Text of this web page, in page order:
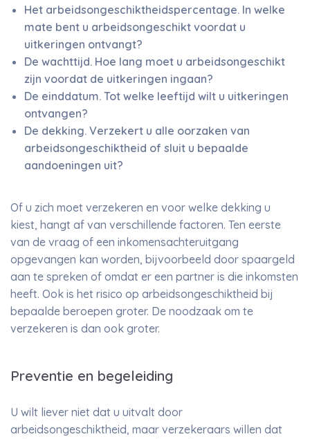
Het arbeidsongeschiktheidspercentage. In welke
mate bent u arbeidsongeschikt voordat u
uitkeringen ontvangt?
De wachttijd. Hoe lang moet u arbeidsongeschikt
zijn voordat de uitkeringen ingaan?
De einddatum. Tot welke leeftijd wilt u uitkeringen
ontvangen?
De dekking. Verzekert u alle oorzaken van
arbeidsongeschiktheid of sluit u bepaalde
aandoeningen uit?
Of u zich moet verzekeren en voor welke dekking u
kiest, hangt af van verschillende factoren. Ten eerste
van de vraag of een inkomensachteruitgang
opgevangen kan worden, bijvoorbeeld door spaargeld
aan te spreken of omdat er een partner is die inkomsten
heeft. Ook is het risico op arbeidsongeschiktheid bij
bepaalde beroepen groter. De noodzaak om te
verzekeren is dan ook groter.
Preventie en begeleiding
U wilt liever niet dat u uitvalt door
arbeidsongeschiktheid, maar verzekeraars willen dat